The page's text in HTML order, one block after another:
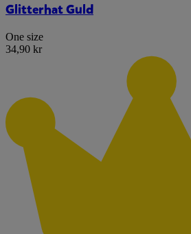
Glitterhat Guld
One size
34,90 kr